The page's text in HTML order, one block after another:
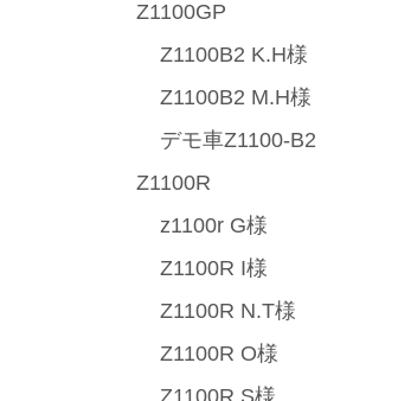
Z1100GP
Z1100B2 K.H様
Z1100B2 M.H様
デモ車Z1100-B2
Z1100R
z1100r G様
Z1100R I様
Z1100R N.T様
Z1100R O様
Z1100R S様